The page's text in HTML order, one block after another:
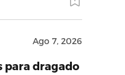
Ago 7, 2026
para dragado